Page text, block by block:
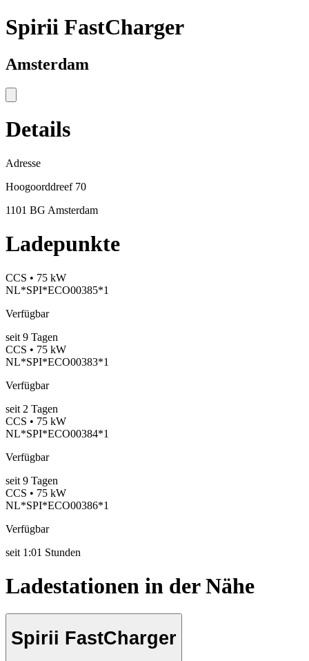
Spirii FastCharger
Amsterdam
Details
Adresse
Hoogoorddreef 70
1101 BG Amsterdam
Ladepunkte
CCS • 75 kW
NL*SPI*ECO00385*1
Verfügbar
seit 9 Tagen
CCS • 75 kW
NL*SPI*ECO00383*1
Verfügbar
seit 2 Tagen
CCS • 75 kW
NL*SPI*ECO00384*1
Verfügbar
seit 9 Tagen
CCS • 75 kW
NL*SPI*ECO00386*1
Verfügbar
seit 1:01 Stunden
Ladestationen in der Nähe
Spirii FastCharger